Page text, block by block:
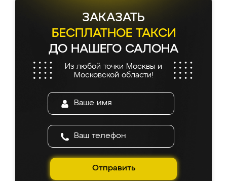
ЗАКАЗАТЬ
БЕСПЛАТНОЕ ТАКСИ
ДО НАШЕГО САЛОНА
Из любой точки Москвы и
Московской области!
Отправить